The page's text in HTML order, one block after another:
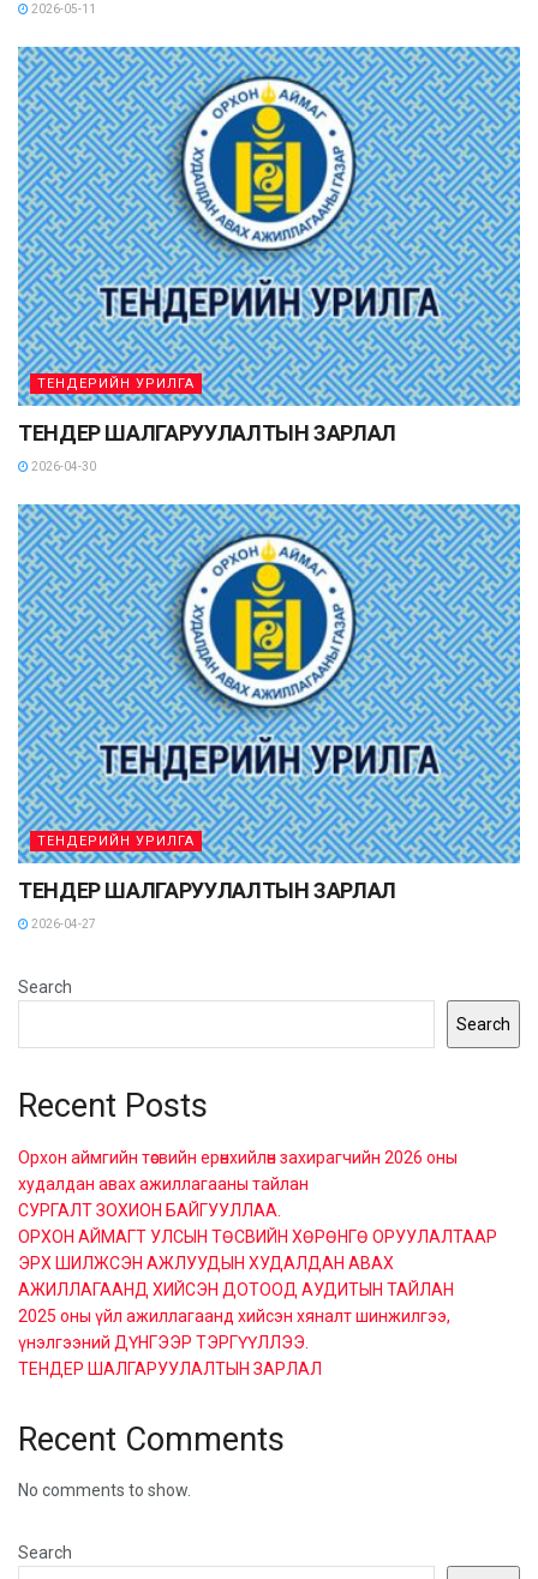
2026-05-11
ТЕНДЕРИЙН УРИЛГА
ТЕНДЕР ШАЛГАРУУЛАЛТЫН ЗАРЛАЛ
2026-04-30
ТЕНДЕРИЙН УРИЛГА
ТЕНДЕР ШАЛГАРУУЛАЛТЫН ЗАРЛАЛ
2026-04-27
Search
Search
Recent Posts
Орхон аймгийн төсвийн ерөнхийлөн захирагчийн 2026 оны
худалдан авах ажиллагааны тайлан
СУРГАЛТ ЗОХИОН БАЙГУУЛЛАА.
ОРХОН АЙМАГТ УЛСЫН ТӨСВИЙН ХӨРӨНГӨ ОРУУЛАЛТААР
ЭРХ ШИЛЖСЭН АЖЛУУДЫН ХУДАЛДАН АВАХ
АЖИЛЛАГААНД ХИЙСЭН ДОТООД АУДИТЫН ТАЙЛАН
2025 оны үйл ажиллагаанд хийсэн хяналт шинжилгээ,
үнэлгээний ДҮНГЭЭР ТЭРГҮҮЛЛЭЭ.
ТЕНДЕР ШАЛГАРУУЛАЛТЫН ЗАРЛАЛ
Recent Comments
No comments to show.
Search